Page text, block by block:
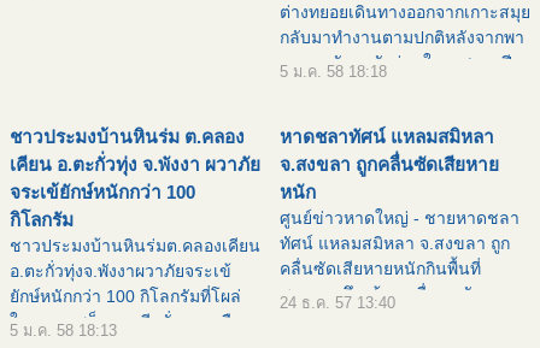
ต่างทยอยเดินทางออกจากเกาะสมุย
กลับมาทำงานตามปกติหลังจากพา
ครอบครัวมาพักผ่อนในเทศกาลปี
นักท่องเที่ยวชาวไทยแล
5 ม.ค. 58 18:18
ชาวประมงบ้านหินร่ม ต.คลอง
เคียน อ.ตะกั่วทุ่ง จ.พังงา ผวาภัย
จระเข้ยักษ์หนักกว่า 100
กิโลกรัม
ชาวประมงบ้านหินร่มต.คลองเคียน
อ.ตะกั่วทุ่งจ.พังงาผวาภัยจระเข้
ยักษ์หนักกว่า 100 กิโลกรัมที่โผล่
ในคลองเสม็ดนางชีหวั่นถูกเขมือบ
5 ม.ค. 58 18:13
หาดชลาทัศน์ แหลมสมิหลา
จ.สงขลา ถูกคลื่นซัดเสียหาย
หนัก
ศูนย์ข่าวหาดใหญ่ - ชายหาดชลา
ทัศน์ แหลมสมิหลา จ.สงขลา ถูก
คลื่นซัดเสียหายหนักกินพื้นที่
ชายหาดลึกเข้ามาเรื่อยๆ พังแนว
24 ธ.ค. 57 13:40